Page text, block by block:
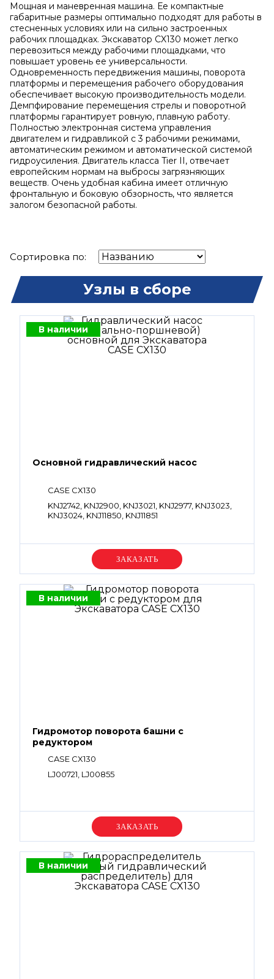
Мощная и маневренная машина. Ее компактные
габаритные размеры оптимально подходят для работы в
стесненных условиях или на сильно застроенных
рабочих площадках. Экскаватор CX130 может легко
перевозиться между рабочими площадками, что
повышает уровень ее универсальности.
Одновременность передвижения машины, поворота
платформы и перемещения рабочего оборудования
обеспечивает высокую производительность модели.
Демпфирование перемещения стрелы и поворотной
платформы гарантирует ровную, плавную работу.
Полностью электронная система управления
двигателем и гидравликой с 3 рабочими режимами,
автоматическим режимом и автоматической системой
гидроусиления. Двигатель класса Tier II, отвечает
европейским нормам на выбросы загрязняющих
веществ. Очень удобная кабина имеет отличную
фронтальную и боковую обзорность, что является
залогом безопасной работы.
Сортировка по:
Узлы в сборе
В наличии
Основной гидравлический насос
CASE CX130
KNJ2742, KNJ2900, KNJ3021, KNJ2977, KNJ3023,
KNJ3024, KNJ11850, KNJ11851
Уточняйте цену
В наличии
Гидромотор поворота башни с
редуктором
CASE CX130
LJ00721, LJ00855
Уточняйте цену
В наличии